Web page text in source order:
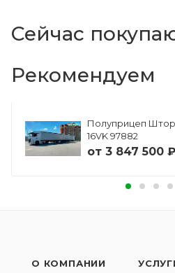
Сейчас
Рекомендуем
Полуприцеп
16VK 97882
от 3 847 500 ₽
О КОМПАНИИ